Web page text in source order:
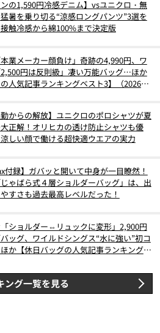
ンの1,590円冷感デニム】vsユニクロ・無
暑を乗り切る“涼感ロングパンツ”3選を
触冷感から綿100%まで決定版
業メーカー顔負け」奇跡の4,990円、ワ
円は反則級」凄い万能バッグ…ほか
の人気記事ランキングベスト3】（2026年
勤からの解放】ユニクロのポロシャツが夏
正解！オリヒカの透け防止シャツも優
しい顔で働ける超快適ウエアの実力
付録】ガバッと開いて中身が一目瞭然！
ゃばら式４層ショルダーバッグ」は、出
すさも過去最高レベルだった！
ショルダー⇔リュックに変形」2,900円
ッグ、ワイルドシングス“水に強い”初コ
か【休日バッグの人気記事ランキングベ
ング一覧を見る